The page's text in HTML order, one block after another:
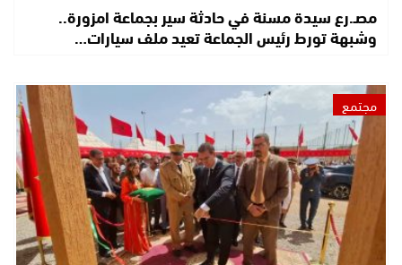
مصـ.رع سيدة مسنة في حادثة سير بجماعة امزورة..
وشبهة تورط رئيس الجماعة تعيد ملف سيارات…
مجتمع